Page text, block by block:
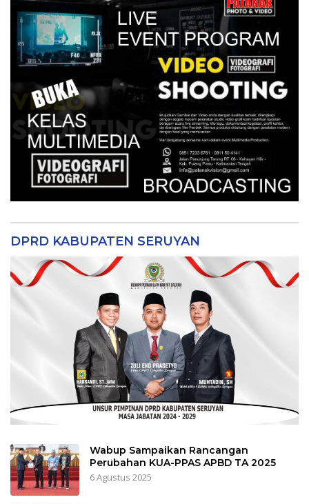
DPRD KABUPATEN SERUYAN
Wabup Sampaikan Rancangan
Perubahan KUA-PPAS APBD TA 2025
6 Agustus 2025